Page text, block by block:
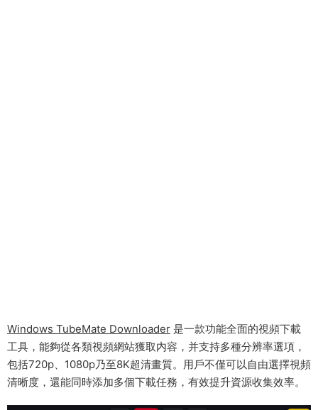
Windows TubeMate Downloader 是一款功能全面的視頻下載
工具，能夠從各類視頻網站獲取内容，并支持多種分辨率選項，
包括720p、1080p乃至8K超清畫質。用戶不僅可以自由選擇視頻
清晰度，還能同時添加多個下載任務，有效提升資源收集效率。